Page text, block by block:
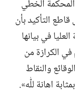
شهود يهوه بمجموع ٨ اصوات مقابل ١!‏ وبيان المحكمة الخطي
قاطع التأكيد بأن
في بيانها
الكرازة من
والنقاط
اهانة للّٰه».‏